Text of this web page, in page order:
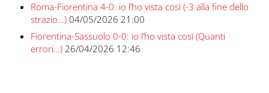
Roma-Fiorentina 4-0: io l’ho vista così (-3 alla fine dello
strazio…) 04/05/2026 21:00
Fiorentina-Sassuolo 0-0: io l’ho vista così (Quanti
errori…) 26/04/2026 12:46